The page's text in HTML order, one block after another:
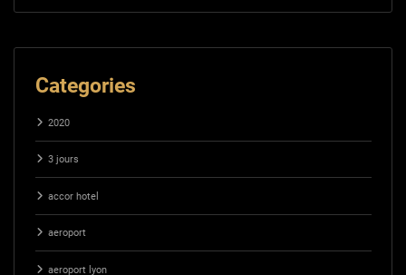
Categories
2020
3 jours
accor hotel
aeroport
aeroport lyon